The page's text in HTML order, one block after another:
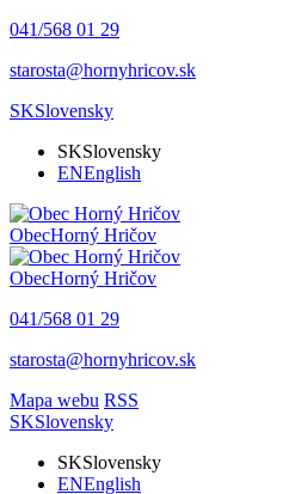
041/568 01 29
starosta@hornyhricov.sk
SKSlovensky
SKSlovensky
ENEnglish
ObecHorný Hričov
ObecHorný Hričov
041/568 01 29
starosta@hornyhricov.sk
Mapa webu RSS
SKSlovensky
SKSlovensky
ENEnglish